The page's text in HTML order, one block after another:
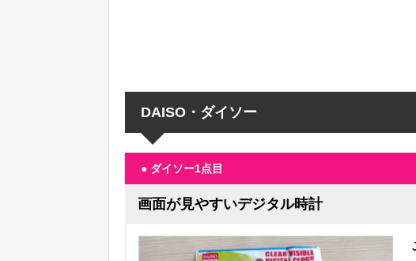
DAISO・ダイソー
● ダイソー1点目
画面が見やすいデジタル時計